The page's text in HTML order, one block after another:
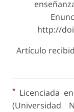
http://
Artículo
* Licenciada
(Universidad